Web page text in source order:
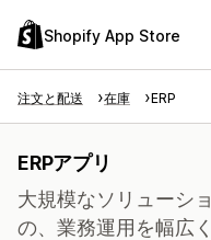
Shopify App Store
注文と配送 在庫 ERP
ERPアプリ
大規模なソリューシ
の、業務運用を幅広